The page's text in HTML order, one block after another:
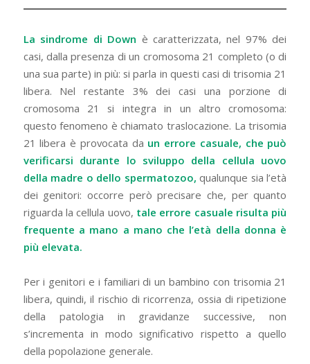
La sindrome di Down è caratterizzata, nel 97% dei
casi, dalla presenza di un cromosoma 21 completo (o di
una sua parte) in più: si parla in questi casi di trisomia 21
libera. Nel restante 3% dei casi una porzione di
cromosoma 21 si integra in un altro cromosoma:
questo fenomeno è chiamato traslocazione. La trisomia
21 libera è provocata da un errore casuale, che può
verificarsi durante lo sviluppo della cellula uovo
della madre o dello spermatozoo, qualunque sia l’età
dei genitori: occorre però precisare che, per quanto
riguarda la cellula uovo, tale errore casuale risulta più
frequente a mano a mano che l’età della donna è
più elevata.
Per i genitori e i familiari di un bambino con trisomia 21
libera, quindi, il rischio di ricorrenza, ossia di ripetizione
della patologia in gravidanze successive, non
s’incrementa in modo significativo rispetto a quello
della popolazione generale.